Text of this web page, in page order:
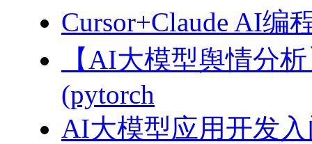
Cursor+Claude AI编
【AI大模型舆情分
(pytorch
AI大模型应用开发入